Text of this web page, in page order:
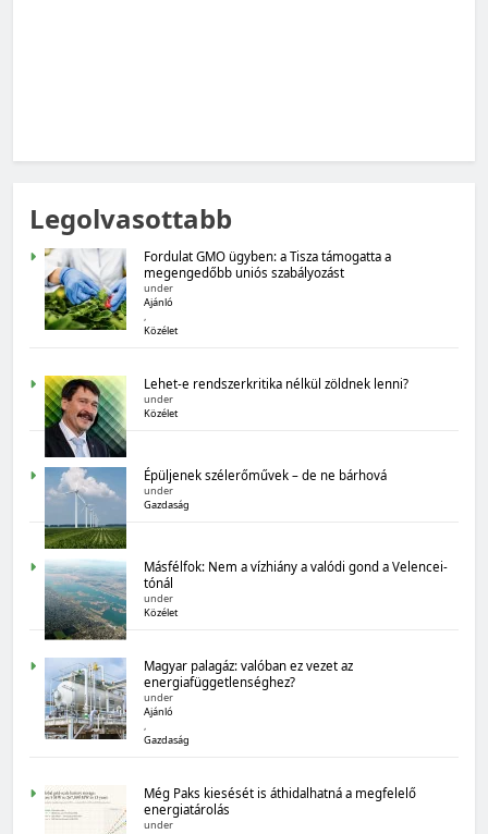
Magyarország számokban: Fogyasztói bizalom,
gazdasági várakozások
MAGYARORSZÁG SZÁMOKBAN
Magyarország számokban: Államadósság
MAGYARORSZÁG SZÁMOKBAN
Magyarország számokban: biogazdálkodás
Legolvasottabb
Fordulat GMO ügyben: a Tisza támogatta a
megengedőbb uniós szabályozást
under
Ajánló
,
Közélet
Lehet-e rendszerkritika nélkül zöldnek lenni?
under
Közélet
Épüljenek szélerőművek – de ne bárhová
under
Gazdaság
Másfélfok: Nem a vízhiány a valódi gond a Velencei-
tónál
under
Közélet
Magyar palagáz: valóban ez vezet az
energiafüggetlenséghez?
under
Ajánló
,
Gazdaság
Még Paks kiesését is áthidalhatná a megfelelő
energiatárolás
under